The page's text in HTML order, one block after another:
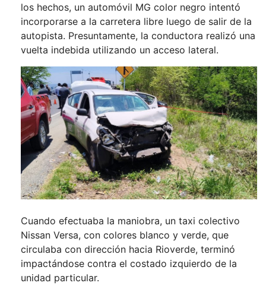
los hechos, un automóvil MG color negro intentó
incorporarse a la carretera libre luego de salir de la
autopista. Presuntamente, la conductora realizó una
vuelta indebida utilizando un acceso lateral.
Cuando efectuaba la maniobra, un taxi colectivo
Nissan Versa, con colores blanco y verde, que
circulaba con dirección hacia Rioverde, terminó
impactándose contra el costado izquierdo de la
unidad particular.